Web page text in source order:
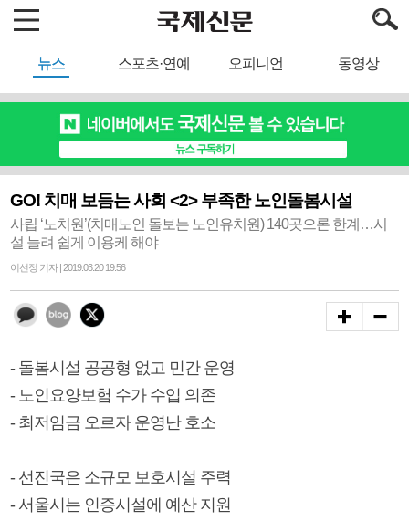
뉴스 스포츠·연예 오피니언 동영상
GO! 치매 보듬는 사회 <2> 부족한 노인돌봄시설
사립 ‘노치원’(치매노인 돌보는 노인유치원) 140곳으론 한계…시
설 늘려 쉽게 이용케 해야
이선정 기자 | 2019.03.20 19:56
- 돌봄시설 공공형 없고 민간 운영
- 노인요양보험 수가 수입 의존
- 최저임금 오르자 운영난 호소
- 선진국은 소규모 보호시설 주력
- 서울시는 인증시설에 예산 지원